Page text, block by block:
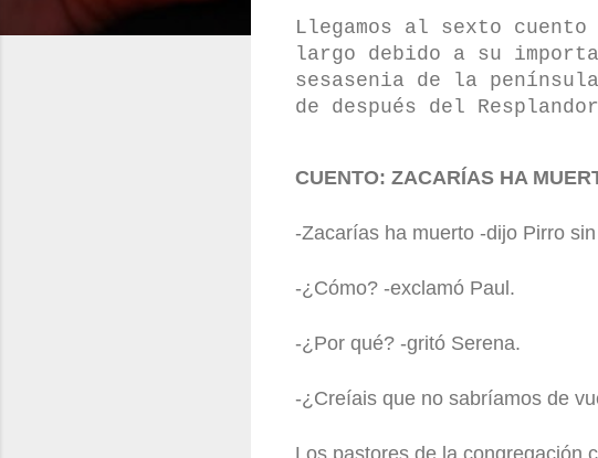
Llegamos al sexto
largo debido a su
sesasenia de la
de después del
CUENTO: ZACARÍAS HA
-Zacarías ha muerto -dijo Pirro
-¿Cómo? -exclamó Paul.
-¿Por qué? -gritó Serena.
-¿Creíais que no sabríamos de
Los pastores de la congregación